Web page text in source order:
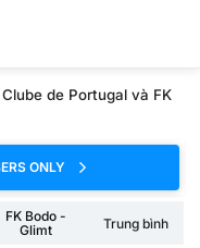
de Portugal và FK
ONLY
FK Bodo -
Glimt
Trung bình